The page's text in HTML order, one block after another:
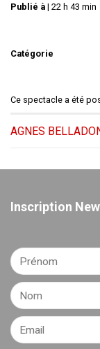
Publié à | 22 h 43 min
Catégorie
Ce spectacle a été
AGNES
Inscription